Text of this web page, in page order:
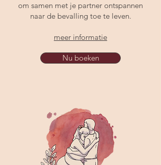
om samen met je partner ontspannen
naar de bevalling toe te leven.
meer informatie
Nu boeken